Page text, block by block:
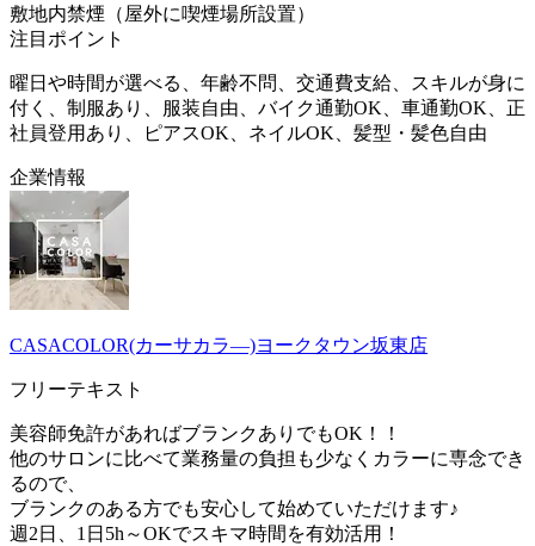
敷地内禁煙（屋外に喫煙場所設置）
注目ポイント
曜日や時間が選べる、年齢不問、交通費支給、スキルが身に
付く、制服あり、服装自由、バイク通勤OK、車通勤OK、正
社員登用あり、ピアスOK、ネイルOK、髪型・髪色自由
企業情報
CASACOLOR(カーサカラ―)ヨークタウン坂東店
フリーテキスト
美容師免許があればブランクありでもOK！！
他のサロンに比べて業務量の負担も少なくカラーに専念でき
るので、
ブランクのある方でも安心して始めていただけます♪
週2日、1日5h～OKでスキマ時間を有効活用！